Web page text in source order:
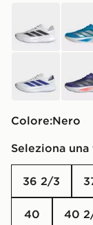
Colore:
nero
Seleziona
36 2/3
40 40